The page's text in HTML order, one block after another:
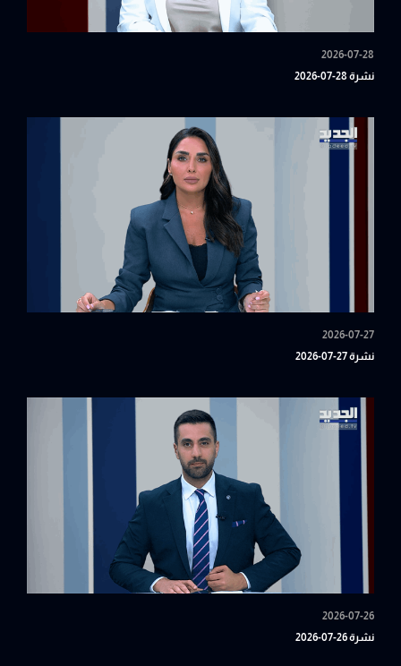
2026-07-28
نشرة 28-07-2026
2026-07-27
نشرة 27-07-2026
2026-07-26
نشرة 26-07-2026